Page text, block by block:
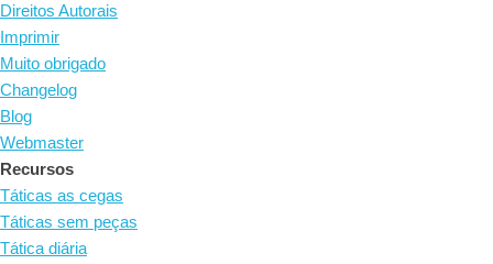
Direitos Autorais
Imprimir
Muito obrigado
Changelog
Blog
Webmaster
Recursos
Táticas as cegas
Táticas sem peças
Tática diária